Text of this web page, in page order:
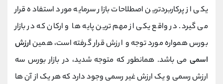
یکی از پرکاربردترین اصطلاحات بازار سرمایه مورد استفاده قرار
می گیرد. در واقع یکی از مهم ترین پایه ها و ارکان که در بازار
بورس همواره مورد توجه و ارزش قرار گرفته است، همینارزش
اسمی می باشد. همانطور که متوجه شدید، در بازار بورس سه
ارزش رسمی و یک ارزش غیر رسمی وجود دارد که هر یک از آن ها